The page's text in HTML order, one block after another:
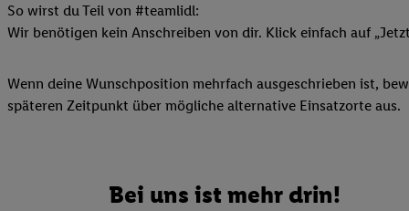
So wirst du Teil von #teamlidl:
Wir benötigen kein Anschreiben von dir. Klick einfach auf
Wenn deine Wunschposition mehrfach ausgeschrieben ist,
späteren Zeitpunkt über mögliche alternative Einsatzorte aus.
Bei uns ist mehr drin!
Möglichkeit, Ihre
Marketing“ am
finden Sie in den
Ihre Einwilligung